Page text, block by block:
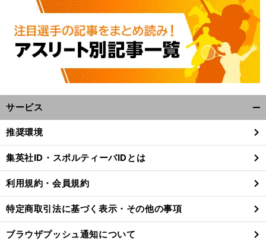
サービス
閉
る
推奨環境
集英社ID・スポルティーバIDとは
利用規約・会員規約
特定商取引法に基づく表示・その他の事項
ブラウザプッシュ通知について